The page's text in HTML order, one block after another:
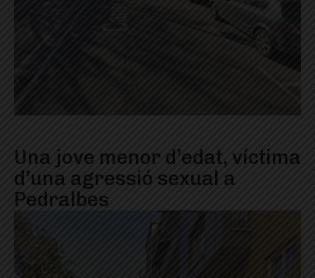
Una jove menor d’edat, víctima
d’una agressió sexual a
Pedralbes